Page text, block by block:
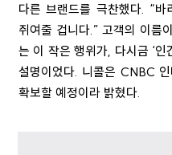
다른 브랜드를 극찬했다. “
쥐여줄 겁니다.” 고객의 이름
는 이 작은 행위가, 다시금 ‘인
설명이었다. 니콜은 CNBC
확보할 예정이라 밝혔다.